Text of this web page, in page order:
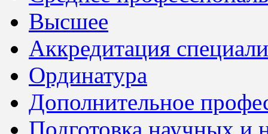
Высшее
Аккредитация
Ординатура
Дополнительное